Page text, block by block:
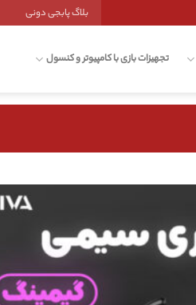
بلاگ پابجی دونی
تجهیزات بازی با کامپیوتر و کنسول